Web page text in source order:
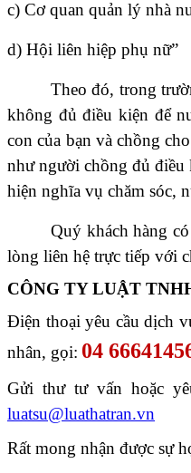
c) Cơ quan quản lý nhà
d) Hội liên hiệp phụ nữ”
Theo đó, trong
không đủ điều kiện để
con của bạn và chồng
như người chồng đủ
hiện nghĩa vụ chăm sóc,
Quý khách hàng
lòng liên hệ trực tiếp với
CÔNG TY LUẬT
Điện thoại yêu cầu dịch
nhân, gọi: 04
Gửi thư tư vấn hoặc
luatsu@luathatran.vn
Rất mong nhận được sự